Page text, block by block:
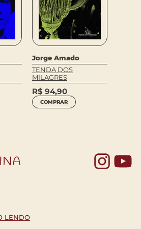
Jorge Amado
TENDA DOS
MILAGRES
R$ 94,90
COMPRAR
LENDO